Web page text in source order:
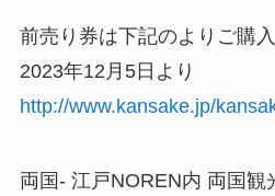
前売り券は下記のよりご購
2023年12月5日より
http://www.kansake.jp/
両国- 江戸NOREN内 両国観